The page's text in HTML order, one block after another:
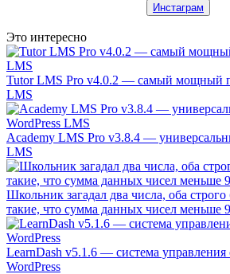
Инстаграм
Это интересно
Tutor LMS Pro v4.0.2 — самый мощный
LMS
Academy LMS Pro v3.8.4 —
LMS
Школьник загадал два числа, оба
такие, что сумма данных чисел меньше
LearnDash v5.1.6 — система управления
WordPress